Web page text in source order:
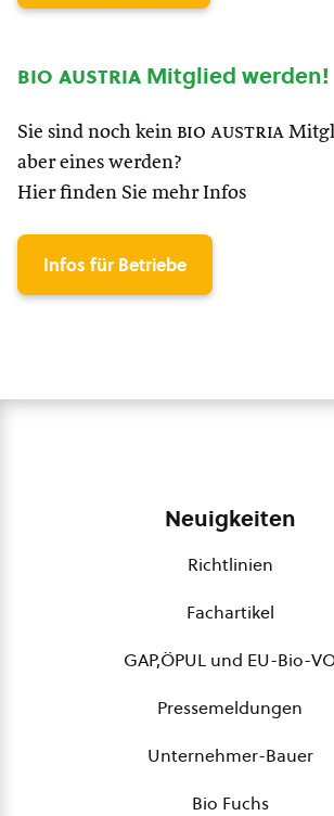
bio austria Mitglied werden!
Sie sind noch kein bio austria
aber eines werden?
Hier finden Sie mehr Infos
Infos für Betriebe
Neuigkeiten
Richtlinien
Fachartikel
GAP,ÖPUL und EU-Bio-
Pressemeldungen
Unternehmer-Bauer
Bio Fuchs